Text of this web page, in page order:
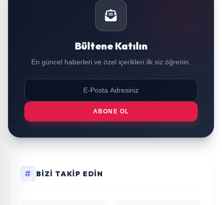
Bültene Katılın
En güncel haberleri ve özel içerikleri ilk siz öğrenin.
ABONE OL
BIZI TAKIP EDIN